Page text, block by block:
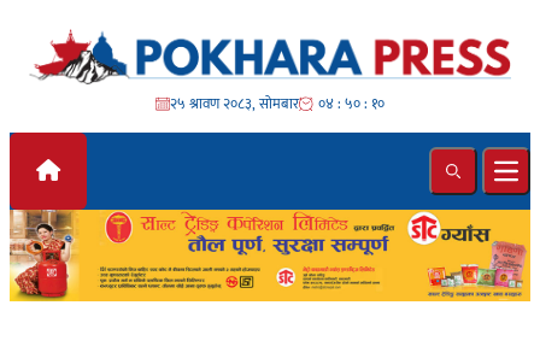
Skip to content
२५ श्रावण २०८३, सोमबार ०४ : ५० : १२
Search